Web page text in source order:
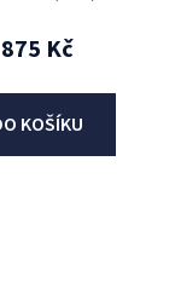
875 Kč
KOŠÍKU